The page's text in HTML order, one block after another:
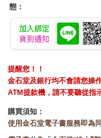
態：
提醒您！！
金石堂及銀行均不會請您操
ATM提款機，請不要聽從指
購買須知：
使用金石堂電子書服務即為